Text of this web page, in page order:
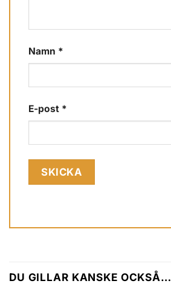
Namn *
E-post *
DU GILLAR KANSKE OCKSÅ…